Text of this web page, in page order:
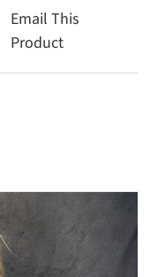
Email This
Product